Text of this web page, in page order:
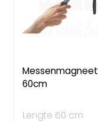
Messenmagneet
60cm
Lengte 60 cm